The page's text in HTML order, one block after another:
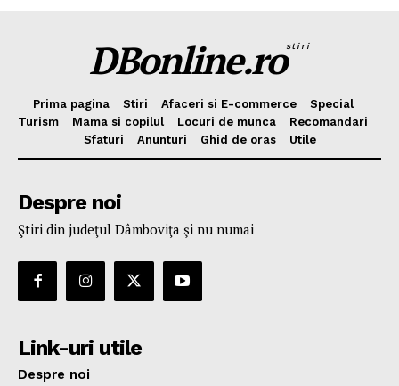
DBonline.rostiri
Prima pagina Stiri Afaceri si E-commerce
Special
Turism
Mama si copilul Locuri de munca
Recomandari
Sfaturi
Anunturi Ghid de oras Utile
Despre noi
Ştiri din judeţul Dâmboviţa şi nu numai
Link-uri utile
Despre noi